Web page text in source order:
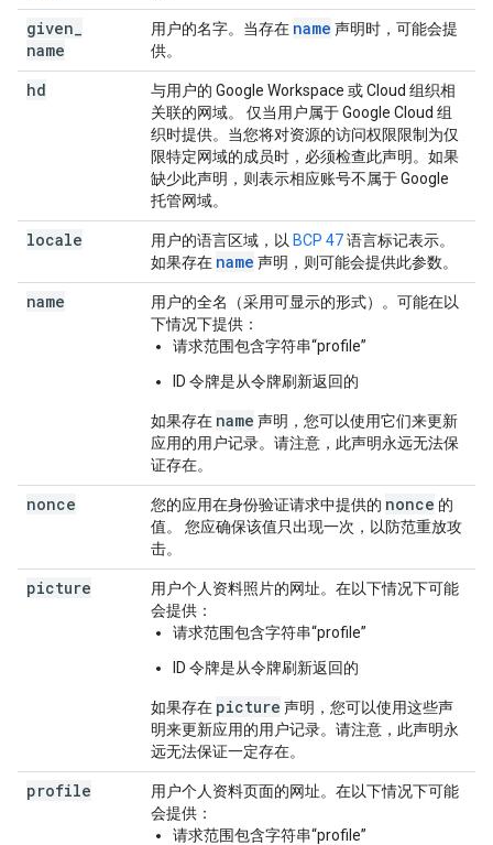
given
name
用户的名字。当存在 name 声明时，可能会提
供。
hd
与用户的 Google Workspace 或 Cloud 组织相
关联的网域。 仅当用户属于 Google Cloud 组
织时提供。当您将对资源的访问权限限制为仅
限特定网域的成员时，必须检查此声明。如果
缺少此声明，则表示相应账号不属于 Google
托管网域。
locale 用户的语言区域，以 BCP 47语言标记表示。
如果存在 name 声明，则可能会提供此参数。
name
用户的全名（采用可显示的形式）。可能在以
下情况下提供：
请求范围包含字符串“profile”
ID 令牌是从令牌刷新返回的
如果存在 name 声明，您可以使用它们来更新
应用的用户记录。请注意，此声明永远无法保
证存在。
nonce 您的应用在身份验证请求中提供的 nonce 的
值。 您应确保该值只出现一次，以防范重放攻
击。
picture
用户个人资料照片的网址。在以下情况下可能
会提供：
请求范围包含字符串“profile”
ID 令牌是从令牌刷新返回的
如果存在 picture 声明，您可以使用这些声
明来更新应用的用户记录。请注意，此声明永
远无法保证一定存在。
profile
用户个人资料页面的网址。在以下情况下可能
会提供：
请求范围包含字符串“profile”